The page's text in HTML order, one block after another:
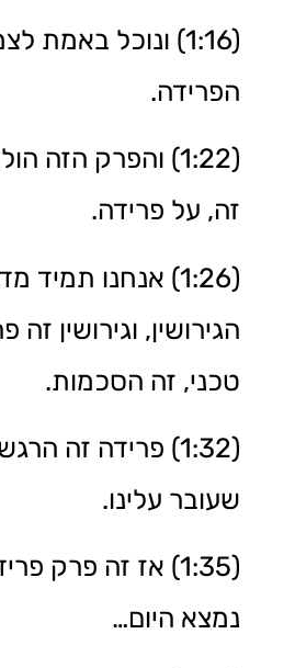
(1:16) ונוכל באמת
הפרידה.
(1:22) והפרק הזה
זה, על פרידה.
(1:26) אנחנו תמיד
הגירושין, וגירושין זה
טכני, זה הסכמות.
(1:32) פרידה זה
שעובר עלינו.
(1:35) אז זה פרק
נמצא היום…